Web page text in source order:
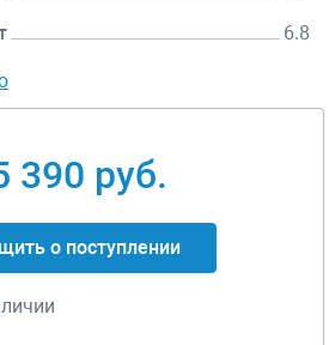
6.8
390 руб.
о поступлении